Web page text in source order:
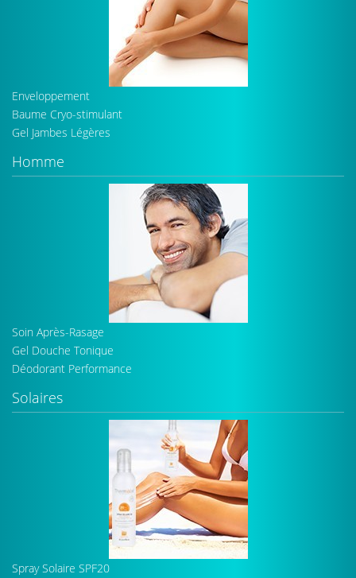
Enveloppement
Baume Cryo-stimulant
Gel Jambes Légères
Homme
Soin Après-Rasage
Gel Douche Tonique
Déodorant Performance
Solaires
Spray Solaire SPF20